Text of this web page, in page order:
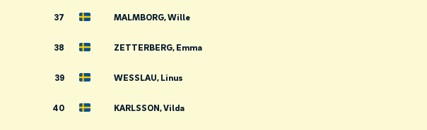
37 MALMBORG, Wille
38 ZETTERBERG, Emma
39 WESSLAU, Linus
40 KARLSSON, Vilda